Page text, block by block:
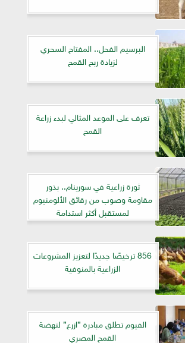
البرسيم الفحل.. المفتاح السحري
لزيادة ربح القمح
تعرف على الموعد المثالي لبدء زراعة
القمح
ثورة زراعية في سورينام.. بذور
مقاومة وصوب من رقائق الألومنيوم
لمستقبل أكثر استدامة
856 ترخيصًا جديدًا لتعزيز المشروعات
الزراعية بالمنوفية
الفيوم تطلق مبادرة ”ازرع” لنهضة
القمح المصري